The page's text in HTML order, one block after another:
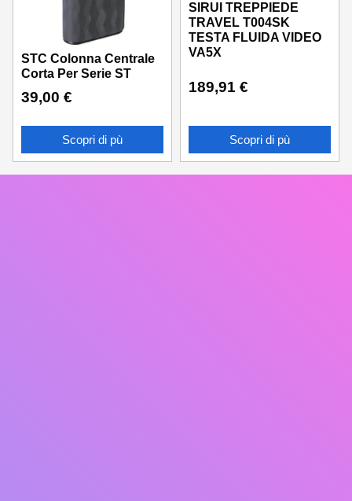
STC Colonna Centrale
Corta Per Serie ST
39,00 €
Scopri di pù
SIRUI TREPPIEDE
TRAVEL T004SK
TESTA FLUIDA VIDEO
VA5X
189,91 €
Scopri di pù